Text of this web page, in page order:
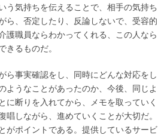
う気持ちを伝えることで、相手の気持ち
ら、否定したり、反論しないで、受容的
護職員ならわかってくれる、この人なら
るものだ。
ら事実確認をし、同時にどんな対応をし
ようなことがあったのか、今後、同じよ
断りを入れてから、メモを取っていく
しながら、進めていくことが大切だ。
がポイントである。提供しているサービ